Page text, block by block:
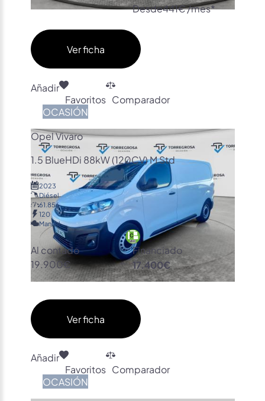
Desde441€ /mes*
Ver ficha
Añadir
Favoritos Comparador
OCASIÓN
Opel Vivaro
1.5 BlueHDi 88kW (120CV) M Std
2023
Diésel
61.856
120
Manual
Al contado
19.900€
Financiado
17.400€
Ver ficha
Añadir
Favoritos Comparador
OCASIÓN